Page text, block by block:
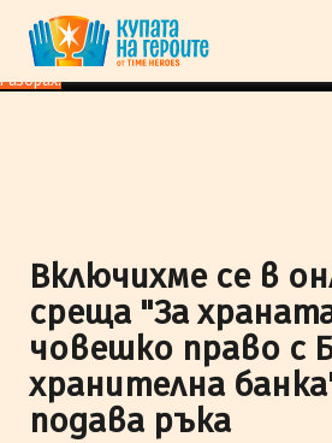
"Купата на героите" от TimeHeroes ползва
добро представяне на сайта и да
повече
Разбрах!
Включихме се в
среща "За
човешко право с
хранителна
подава ръка